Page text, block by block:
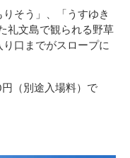
そう」、「うすゆき
礼文島で観られる野草
口までがスロープに
（別途入場料）で